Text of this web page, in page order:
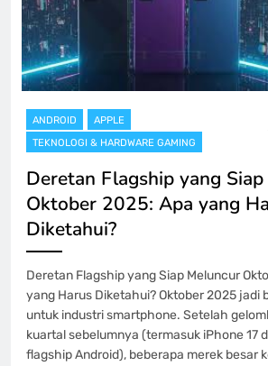
ANDROID
APPLE
TEKNOLOGI & HARDWARE GAMING
Deretan Flagship yang
Oktober 2025: Apa yang
Diketahui?
Deretan Flagship yang Siap Meluncur
yang Harus Diketahui? Oktober 2025 jadi
untuk industri smartphone. Setelah
kuartal sebelumnya (termasuk iPhone 17
flagship Android), beberapa merek besar